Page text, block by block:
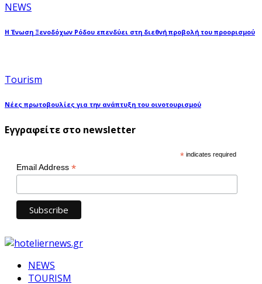
NEWS
Η Ένωση Ξενοδόχων Ρόδου επενδύει στη διεθνή προβολή του προορισμού
Tourism
Νέες πρωτοβουλίες για την ανάπτυξη του οινοτουρισμού
Εγγραφείτε στο newsletter
* indicates required
Email Address *
NEWS
TOURISM